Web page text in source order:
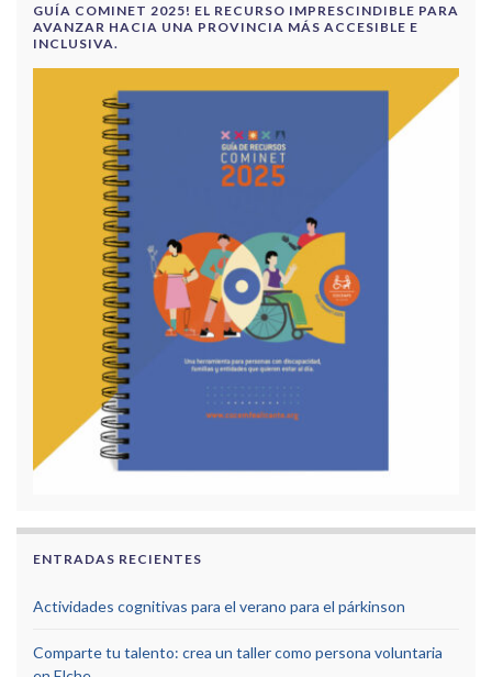
GUÍA COMINET 2025! EL RECURSO IMPRESCINDIBLE PARA
AVANZAR HACIA UNA PROVINCIA MÁS ACCESIBLE E
INCLUSIVA.
ENTRADAS RECIENTES
Actividades cognitivas para el verano para el párkinson
Comparte tu talento: crea un taller como persona voluntaria